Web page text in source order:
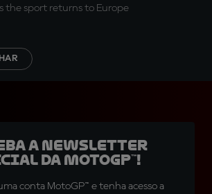
the sport returns to Europe
a newsletter
da MotoGP™!
conta MotoGP™ e tenha acesso a